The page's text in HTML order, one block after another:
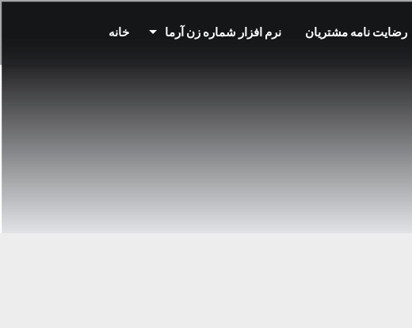
رضایت نامه مشتریان نرم افزار شماره زن آرما خانه